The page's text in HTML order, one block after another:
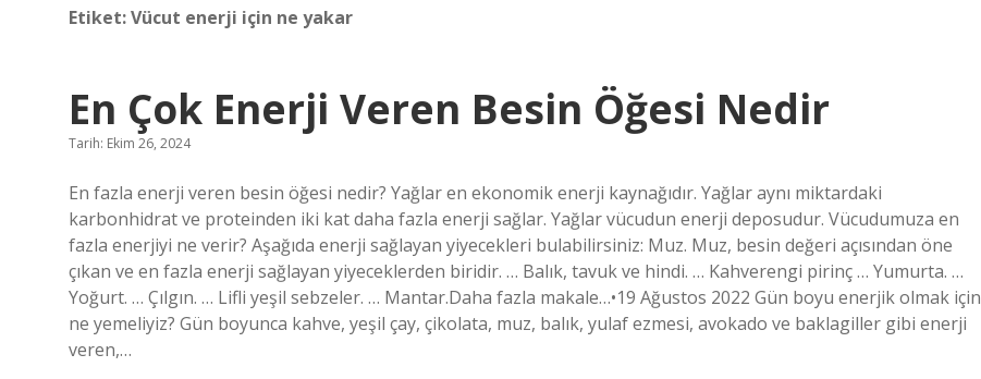
Etiket:Vücut enerji için ne yakar
En Çok Enerji Veren Besin Öğesi Nedir
Tarih: Ekim 26, 2024
En fazla enerji veren besin öğesi nedir? Yağlar en ekonomik enerji kaynağıdır. Yağlar aynı miktardaki
karbonhidrat ve proteinden iki kat daha fazla enerji sağlar. Yağlar vücudun enerji deposudur. Vücudumuza en
fazla enerjiyi ne verir? Aşağıda enerji sağlayan yiyecekleri bulabilirsiniz: Muz. Muz, besin değeri açısından öne
çıkan ve en fazla enerji sağlayan yiyeceklerden biridir. … Balık, tavuk ve hindi. … Kahverengi pirinç … Yumurta. …
Yoğurt. … Çılgın. … Lifli yeşil sebzeler. … Mantar.Daha fazla makale…•19 Ağustos 2022 Gün boyu enerjik olmak için
ne yemeliyiz? Gün boyunca kahve, yeşil çay, çikolata, muz, balık, yulaf ezmesi, avokado ve baklagiller gibi enerji
veren,…